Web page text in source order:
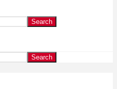
Search
Search